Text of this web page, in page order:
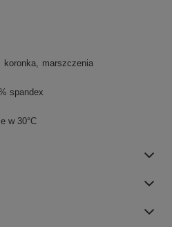
koronka marszczenia
spandex
w 30°C